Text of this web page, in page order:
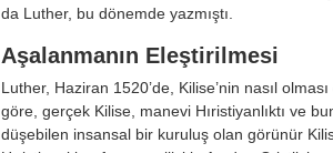
da Luther, bu dönemde yazmış­tı.
Aşalanmanın Eleştirilmesi
Luther, Haziran 1520’de, Kilise’nin nasıl
göre, gerçek Kilise, manevi Hıristiyanlıktı ve
düşebilen insansal bir kuru­luş olan görünür